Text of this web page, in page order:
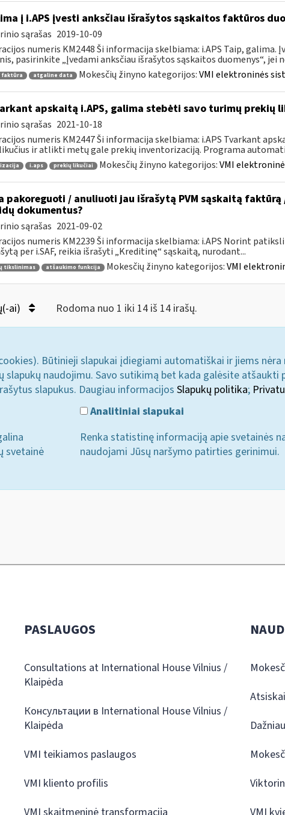
į i.APS įvesti anksčiau išrašytos sąskaitos faktūros
sąrašas 2019-10-09
numeris KM2448 Ši informacija skelbiama: i.APS Taip,
pasirinkite „Įvedami anksčiau išrašytos sąskaitos duomenys“, jei
faktūra atgaline data Mokesčių žinyno kategorijos:VMI elektroninės
apskaitą i.APS, galima stebėti savo turimų prekių
sąrašas 2021-10-18
numeris KM2447 Ši informacija skelbiama: i.APS Tvarkant
ir atlikti metų gale prekių inventorizaciją. Programa
i.aps prekių likučiai Mokesčių žinyno kategorijos:VMI
pakoreguoti / anuliuoti jau išrašytą PVM sąskaitą
dokumentus?
sąrašas 2021-09-02
numeris KM2239 Ši informacija skelbiama: i.APS Norint
per i.SAF, reikia išrašyti „Kreditinę“ sąskaitą, nurodant...
tikslinimas atšaukimo funkcija Mokesčių žinyno kategorijos:VMI
ai) Rodoma nuo 1 iki 14 iš 14 irašų.
Būtinieji slapukai įdiegiami automatiškai ir jiems nėra
naudojimu. Savo sutikimą bet kada galėsite atšaukti
slapukus. Daugiau informacijos Slapukų politika;
svetainė
Analitiniai slapukai
Renka statistinę informaciją apie svetainės
naudojami Jūsų naršymo patirties gerinimui.
PASLAUGOS
Consultations at International House Vilnius /
Klaipėda
Консультации в International House Vilnius /
Klaipėda
VMI teikiamos paslaugos
VMI kliento profilis